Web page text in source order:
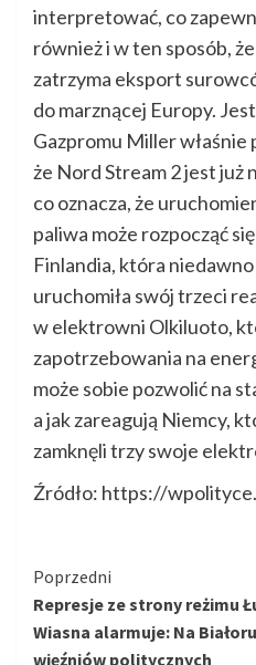
interpretować, co
również i w ten sposób,
zatrzyma eksport
do marznącej Europy.
Gazpromu Miller
że Nord Stream 2 jest już
co oznacza, że
paliwa może rozpocząć
Finlandia, która
uruchomiła swój trzeci
w elektrowni Olkiluoto,
zapotrzebowania na
może sobie pozwolić na
a jak zareagują Niemcy,
zamknęli trzy swoje
Źródło: https://
Kontynuuj
czytanie
Poprzedni
Represje ze strony reżimu
Wiasna alarmuje: Na
więźniów politycznych